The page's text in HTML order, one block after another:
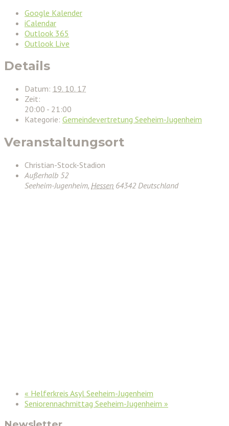
Google Kalender
iCalendar
Outlook 365
Outlook Live
Details
Datum: 19. 10. 17
Zeit:
20:00 - 21:00
Kategorie: Gemeindevertretung Seeheim-Jugenheim
Veranstaltungsort
Christian-Stock-Stadion
Außerhalb 52
Seeheim-Jugenheim, Hessen 64342 Deutschland
« Helferkreis Asyl Seeheim-Jugenheim
Seniorennachmittag Seeheim-Jugenheim »